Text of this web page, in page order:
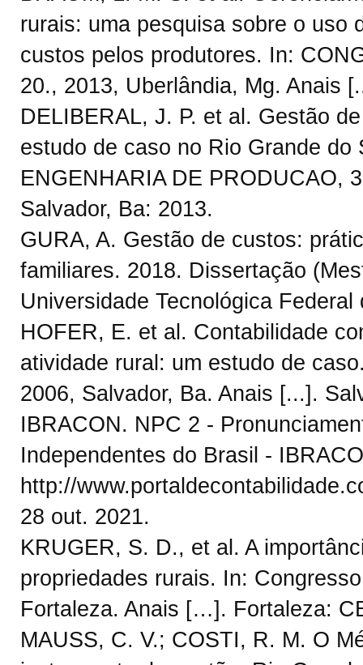
rurais: uma pesquisa sobre o uso
custos pelos produtores. In:
20., 2013, Uberlândia, Mg. Anais
DELIBERAL, J. P. et al. Gestão
estudo de caso no Rio Grande
ENGENHARIA DE PRODUCAO,
Salvador, Ba: 2013.
GURA, A. Gestão de custos:
familiares. 2018. Dissertação
Universidade Tecnológica
HOFER, E. et al. Contabilidade
atividade rural: um estudo de
2006, Salvador, Ba. Anais [...].
IBRACON. NPC 2 -
Independentes do Brasil -
http://
28 out. 2021.
KRUGER, S. D., et al. A
propriedades rurais. In:
Fortaleza. Anais […]. Fortaleza:
MAUSS, C. V.; COSTI, R. M. O